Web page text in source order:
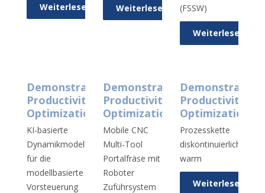
Weiterlesen Weiterlesen
(FSSW)
Weiterlesen
Demonstrator
Productivity
Optimization
KI-basierte
Dynamikmodelle
für die
modellbasierte
Vorsteuerung
Demonstrator
Productivity
Optimization
Mobile CNC
Multi-Tool
Portalfräse mit
Roboter
Zuführsystem
Demonstrator
Productivity
Optimization
Prozesskette
diskontinuierlich
warm
Weiterlesen